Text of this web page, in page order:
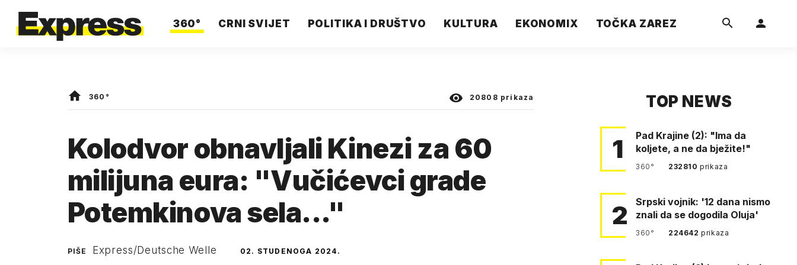
360° CRNI SVIJET POLITIKA I DRUŠTVO KULTURA EKONOMIX TOČKA ZAREZ
360° 20808 prikaza
Kolodvor obnavljali Kinezi za 60
milijuna eura: "Vučićevci grade
Potemkinova sela..."
PIŠE Express/Deutsche Welle 02. STUDENOGA 2024.
TOP NEWS
1
Pad Krajine (2): "Ima da
koljete, a ne da bježite!"
360° 232810prikaza
2
Srpski vojnik: '12 dana nismo
znali da se dogodila Oluja'
360° 224642prikaza